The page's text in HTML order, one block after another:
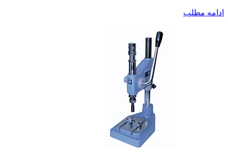
ادامه مطلب